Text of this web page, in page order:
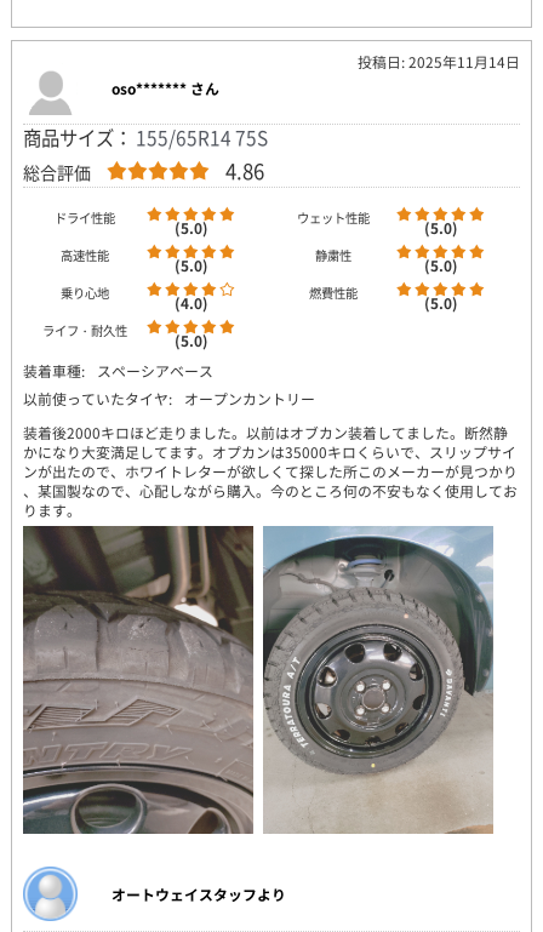
投稿日: 2025年11月14日
oso******* さん
商品サイズ： 155/65R14 75S
総合評価 4.86
ドライ性能 (5.0) ウェット性能 (5.0)
高速性能 (5.0) 静粛性 (5.0)
乗り心地 (4.0) 燃費性能 (5.0)
ライフ・耐久性
(5.0)
装着車種:
スペーシアベース
以前使っていたタイヤ:
オープンカントリー
装着後2000キロほど走りました。以前はオブカン装着してました。断然静
かになり大変満足してます。オプカンは35000キロくらいで、スリップサイ
ンが出たので、ホワイトレターが欲しくて探した所このメーカーが見つかり
、某国製なので、心配しながら購入。今のところ何の不安もなく使用してお
ります。
オートウェイスタッフより